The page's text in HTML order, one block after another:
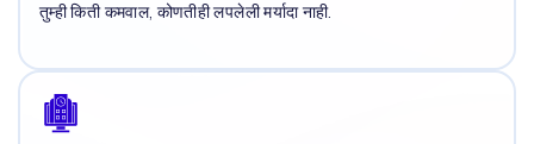
तुम्ही किती कमवाल, कोणतीही लपलेली मर्यादा नाही.